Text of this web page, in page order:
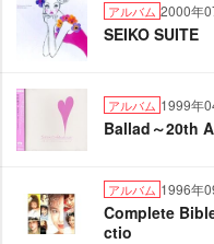
アルバム 2000年
SEIKO SUITE
アルバム 1999年
Ballad～20th
アルバム 1996年
Complete
ctio